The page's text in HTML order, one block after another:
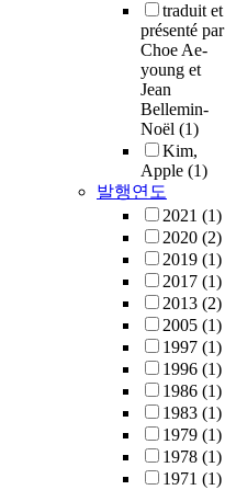
traduit et
présenté par
Choe Ae-
young et
Jean
Bellemin-
Noël (1)
Kim,
Apple (1)
발행연도
2021 (1)
2020 (2)
2019 (1)
2017 (1)
2013 (2)
2005 (1)
1997 (1)
1996 (1)
1986 (1)
1983 (1)
1979 (1)
1978 (1)
1971 (1)